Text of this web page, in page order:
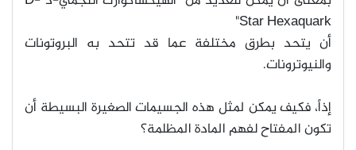
Star Hexaquark"
أن يتحد بطرق مختلفة عما قد تتحد به البروتونات
والنيوترونات.
إذاً، فكيف يمكن لمثل هذه الجسيمات الصغيرة البسيطة أن
تكون المفتاح لفهم المادة المظلمة؟